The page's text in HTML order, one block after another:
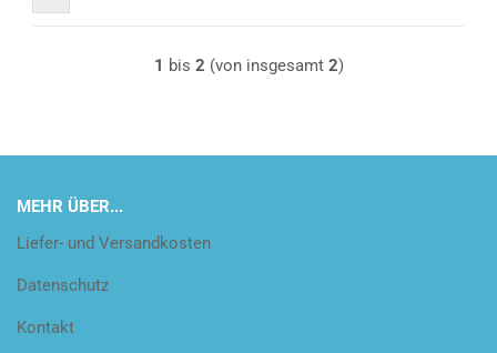
1 bis 2 (von insgesamt 2)
MEHR ÜBER...
Liefer- und Versandkosten
Datenschutz
Kontakt